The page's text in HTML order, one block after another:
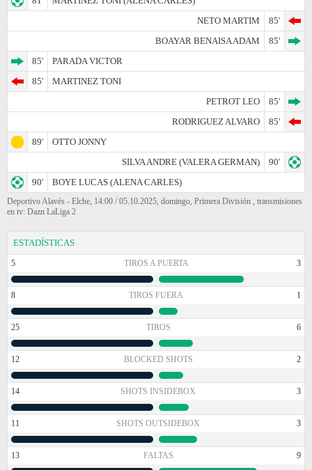
NETO MARTIM
85'
BOAYAR BENAISA ADAM
85'
85'
PARADA VICTOR
85'
MARTINEZ TONI
PETROT LEO
85'
RODRIGUEZ ALVARO
85'
89'
OTTO JONNY
SILVA ANDRE (VALERA GERMAN)
90'
90'
BOYE LUCAS (ALENA CARLES)
Deportivo Alavés - Elche, 14:00 / 05.10.2025, domingo, Primera División , transmisiones
en tv: Dazn LaLiga 2
ESTADÍSTICAS
5 TIROS A PUERTA 3
8 TIROS FUERA 1
25 TIROS 6
12 BLOCKED SHOTS 2
14 SHOTS INSIDEBOX 3
11 SHOTS OUTSIDEBOX 3
13 FALTAS 9